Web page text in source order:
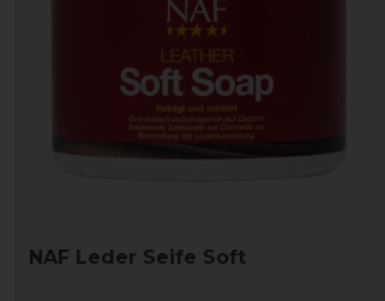
NAF Leder Seife Soft